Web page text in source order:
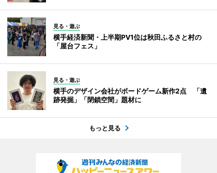
見る・遊ぶ
横手経済新聞・上半期PV1位は秋田ふるさと村の
「屋台フェス」
見る・遊ぶ
横手のデザイン会社がボードゲーム新作2点 「遺
跡発掘」「閉鎖空間」題材に
もっと見る